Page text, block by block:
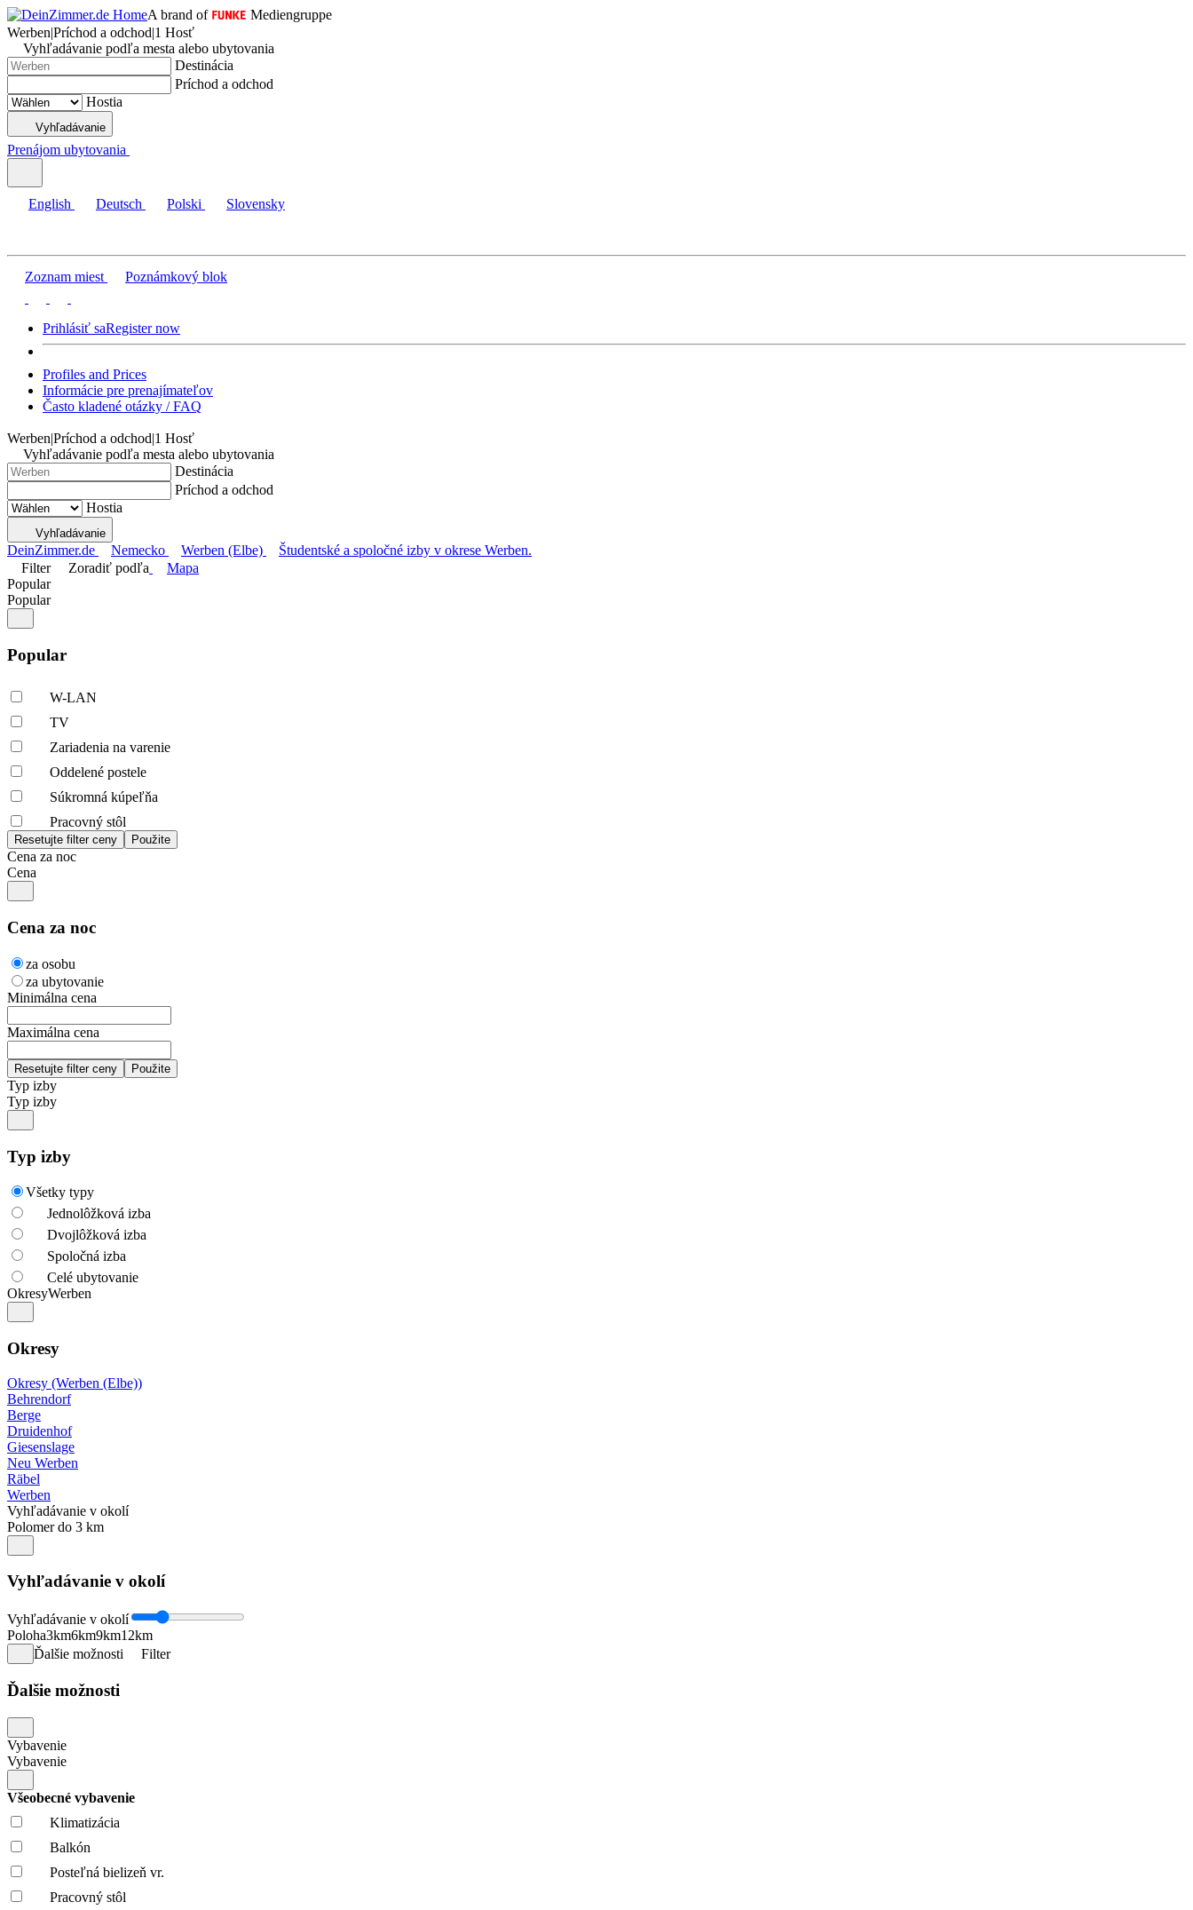
A brand of
Mediengruppe
Werben|Príchod a odchod|1 Hosť
Vyhľadávanie podľa mesta alebo ubytovania
Destinácia
Príchod a odchod
Hostia
Vyhľadávanie
Prenájom ubytovania
English Deutsch Polski Slovensky
Zoznam miest Poznámkový blok
Prihlásiť saRegister now
Profiles and Prices
Informácie pre prenajímateľov
Často kladené otázky / FAQ
Werben|Príchod a odchod|1 Hosť
Vyhľadávanie podľa mesta alebo ubytovania
Destinácia
Príchod a odchod
Hostia
Vyhľadávanie
DeinZimmer.de Nemecko Werben (Elbe)
Študentské a spoločné izby v okrese Werben.
Filter
Zoradiť podľa
Mapa
Popular
Popular
Popular
W-LAN
TV
Zariadenia na varenie
Oddelené postele
Súkromná kúpeľňa
Pracovný stôl
Cena za noc
Cena
Cena za noc
za osobu
za ubytovanie
Minimálna cena
Maximálna cena
Typ izby
Typ izby
Typ izby
Všetky typy
Jednolôžková izba
Dvojlôžková izba
Spoločná izba
Celé ubytovanie
OkresyWerben
Okresy
Okresy (Werben (Elbe))
Behrendorf
Berge
Druidenhof
Giesenslage
Neu Werben
Räbel
Werben
Vyhľadávanie v okolí
Polomer do 3 km
Vyhľadávanie v okolí
Vyhľadávanie v okolí
Poloha3km6km9km12km
Ďalšie možnosti
Filter
Ďalšie možnosti
Vybavenie
Vybavenie
Všeobecné vybavenie
Klimatizácia
Balkón
Posteľná bielizeň vr.
Pracovný stôl